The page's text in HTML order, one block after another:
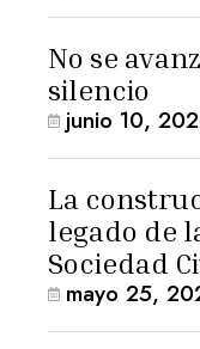
No se
silencio
junio 10,
La
legado de
Sociedad
mayo 25,